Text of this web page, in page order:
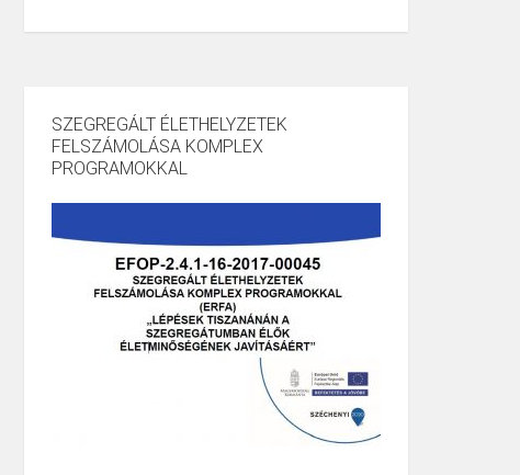
SZEGREGÁLT ÉLETHELYZETEK
FELSZÁMOLÁSA KOMPLEX
PROGRAMOKKAL